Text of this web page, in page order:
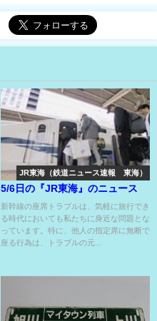
JR東海（鉄道ニュース速報 東海）
5/6日の『JR東海』のニュース
新幹線の座席トラブルは、気軽に旅行でき
る時代においても私たちに身近な問題とな
っています。特に、他人の指定席に無断で
座る行為は、トラブルの元...